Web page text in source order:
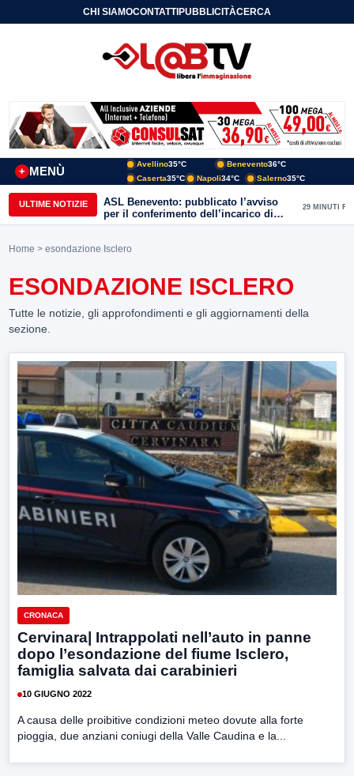
CHI SIAMOCONTATTIPUBBLICITÀCERCA
MENÙ
+
Avellino35°C Benevento36°C
Caserta35°C Napoli34°C Salerno35°C
ULTIME NOTIZIE
ASL Benevento: pubblicato l’avviso
per il conferimento dell’incarico di
Direttore della Unità Operativa
29 MINUTI FA
Home > esondazione Isclero
ESONDAZIONE ISCLERO
Tutte le notizie, gli approfondimenti e gli aggiornamenti della
sezione.
CRONACA
Cervinara| Intrappolati nell’auto in panne
dopo l’esondazione del fiume Isclero,
famiglia salvata dai carabinieri
10 GIUGNO 2022
A causa delle proibitive condizioni meteo dovute alla forte
pioggia, due anziani coniugi della Valle Caudina e la...